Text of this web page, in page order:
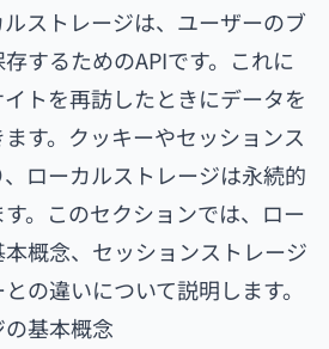
ストレージは、ユーザーのブ
するためのAPIです。これに
トを再訪したときにデータを
す。クッキーやセッションス
ローカルストレージは永続的
。 このセクションでは、ロー
概念、セッションストレージ
の違いについて説明します。
基本概念